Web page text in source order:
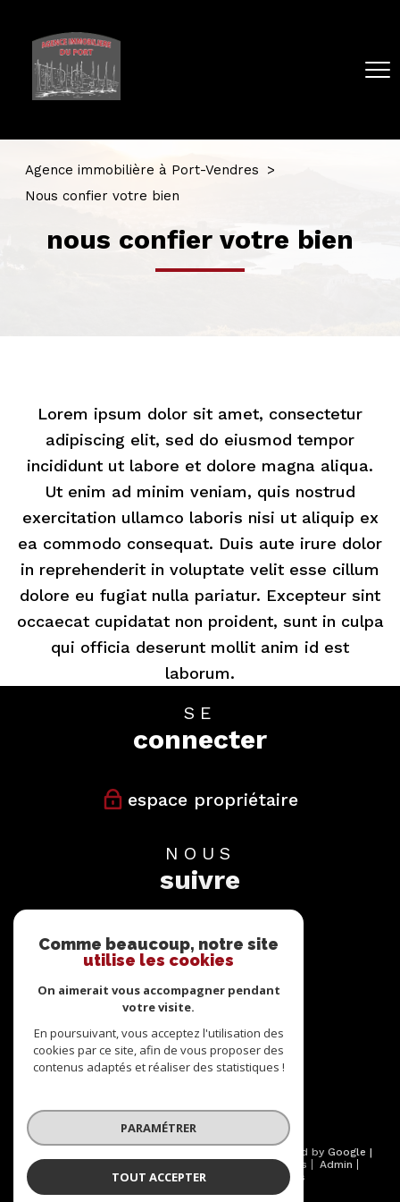
Agence immobilière à Port-Vendres
Nous confier votre bien
nous confier votre bien
Lorem ipsum dolor sit amet, consectetur
adipiscing elit, sed do eiusmod tempor
incididunt ut labore et dolore magna aliqua.
Ut enim ad minim veniam, quis nostrud
exercitation ullamco laboris nisi ut aliquip ex
ea commodo consequat. Duis aute irure dolor
in reprehenderit in voluptate velit esse cillum
dolore eu fugiat nulla pariatur. Excepteur sint
occaecat cupidatat non proident, sunt in culpa
qui officia deserunt mollit anim id est
laborum.
SE
connecter
espace propriétaire
NOUS
suivre
NOUS
adhérons
© 2026 | Tous droits réservés | Traduction powered by Google |
Mentions légales
Admin
Partenaires
Politique RGPD Cookies
Comme beaucoup, notre site
utilise les cookies
On aimerait vous accompagner pendant
votre visite.
En poursuivant, vous acceptez l'utilisation des
cookies par ce site, afin de vous proposer des
contenus adaptés et réaliser des statistiques !
PARAMÉTRER
TOUT ACCEPTER